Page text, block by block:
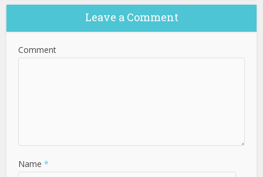
Leave a Comment
Comment
Name *